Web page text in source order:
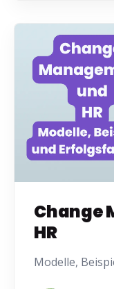
Change
HR
Modelle,